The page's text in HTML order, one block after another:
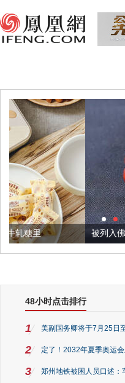
被列入佛家七宝的它到底有
48小时点击排行
1 美副国务卿将于7月25日
2 定了！2032年夏季奥运
3 郑州地铁被困人员口述：